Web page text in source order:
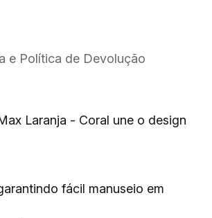
e Política de Devolução
Laranja - Coral une o design
fácil manuseio em